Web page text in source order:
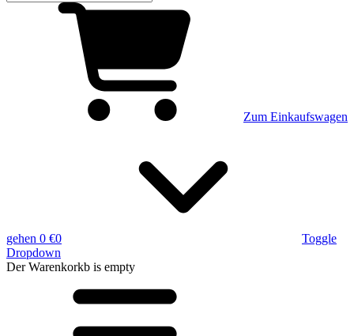
Zum Einkaufswagen
gehen 0 €0
Toggle
Dropdown
Der Warenkorkb is empty